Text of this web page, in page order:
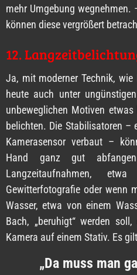
mehr Umgebung
können diese vergrößert
12.
Ja, mit moderner Technik,
heute auch unter
unbeweglichen Motiven
belichten. Die Stabilisatoren –
Kamerasensor verbaut –
Hand ganz gut
Langzeitaufnahmen,
Gewitterfotografie oder wenn
Wasser, etwa von einem
Bach, „beruhigt“ werden
Kamera auf einem Stativ. Es
„Da muss man